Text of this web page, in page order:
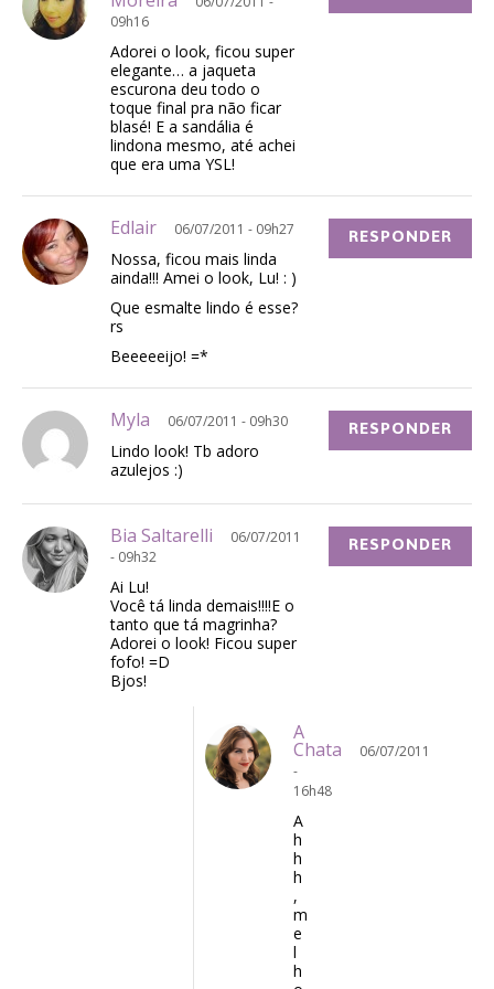
09h16
Adorei o look, ficou super
elegante… a jaqueta
escurona deu todo o
toque final pra não ficar
blasé! E a sandália é
lindona mesmo, até achei
que era uma YSL!
Edlair 06/07/2011 - 09h27
Nossa, ficou mais linda
ainda!!! Amei o look, Lu! : )
Que esmalte lindo é esse?
rs
Beeeeeijo! =*
RESPONDER
Myla 06/07/2011 - 09h30
Lindo look! Tb adoro
azulejos :)
RESPONDER
Bia Saltarelli
06/07/2011
- 09h32
Ai Lu!
Você tá linda demais!!!!E o
tanto que tá magrinha?
Adorei o look! Ficou super
fofo! =D
Bjos!
RESPONDER
A
Chata
06/07/2011
-
16h48
A
h
h
h
,
m
e
l
h